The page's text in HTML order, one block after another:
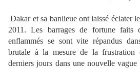
Dakar et sa banlieue ont laissé éclater
2011. Les barrages de fortune faits
enflammés se sont vite répandus
brutale à la mesure de la frustration
derniers jours dans une nouvelle vague